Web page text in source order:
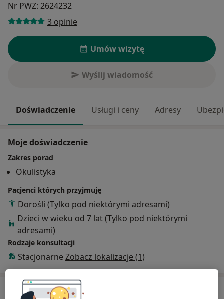
Nr PWZ: 2624232
3 opinie
Umów wizytę
Wyślij wiadomość
Doświadczenie Usługi i ceny Adresy
Moje doświadczenie
Zakres porad
Okulistyka
Pacjenci których przyjmuję
Dorośli (Tylko pod niektórymi adresami)
Dzieci w wieku od 7 lat (Tylko pod niektórymi
adresami)
Rodzaje konsultacji
Stacjonarne Zobacz lokalizacje (1)
Usługi i ceny